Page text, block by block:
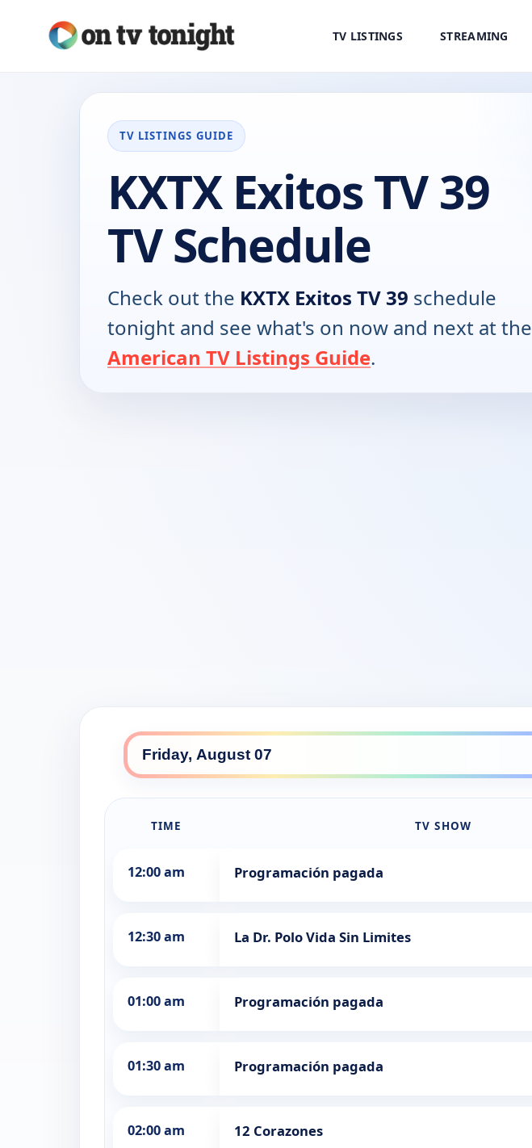
TV LISTINGS STREAMING
TV LISTINGS GUIDE
KXTX Exitos TV 39
TV Schedule
Check out the KXTX Exitos TV 39 schedule
tonight and see what's on now and next at the
American TV Listings Guide.
TIME TV SHOW
12:00 am Programación pagada
12:30 am La Dr. Polo Vida Sin Limites
01:00 am Programación pagada
01:30 am Programación pagada
02:00 am 12 Corazones